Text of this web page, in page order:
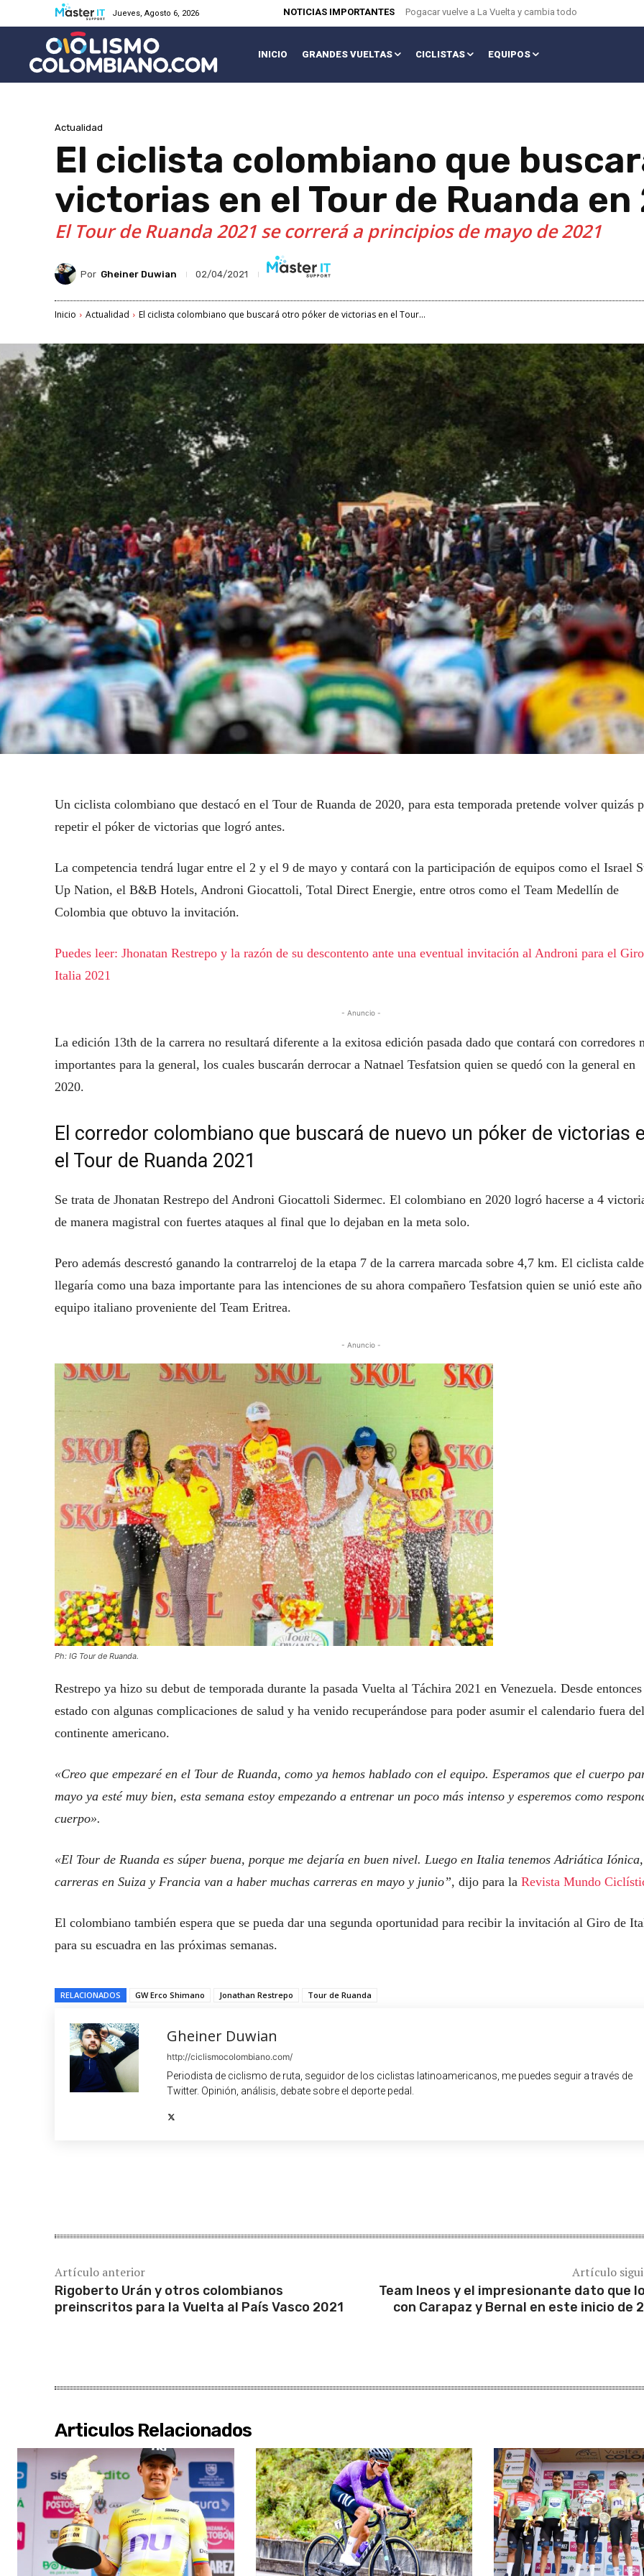
Jueves, Agosto 6, 2026 NOTICIAS IMPORTANTES Pogacar vuelve a La Vuelta y cambia todo
INICIO GRANDES VUELTAS CICLISTAS EQUIPOS
Actualidad
El ciclista colombiano que
victorias en el Tour de Ruanda en
El Tour de Ruanda 2021 se correrá a principios de mayo de 2021
Por Gheiner Duwian 02/04/2021
Inicio Actualidad El ciclista colombiano que buscará otro póker de victorias en el Tour...
Un ciclista colombiano que destacó en el Tour de Ruanda de 2020, para esta temporada pretende volver quizás
repetir el póker de victorias que logró antes.
La competencia tendrá lugar entre el 2 y el 9 de mayo y contará con la participación de equipos como el Israel
Up Nation, el B&B Hotels, Androni Giocattoli, Total Direct Energie, entre otros como el Team Medellín de
Colombia que obtuvo la invitación.
Puedes leer: Jhonatan Restrepo y la razón de su descontento ante una eventual invitación al Androni para el
Italia 2021
- Anuncio -
La edición 13th de la carrera no resultará diferente a la exitosa edición pasada dado que contará con corredores
importantes para la general, los cuales buscarán derrocar a Natnael Tesfatsion quien se quedó con la general en
2020.
El corredor colombiano que buscará de nuevo un póker de victorias
el Tour de Ruanda 2021
Se trata de Jhonatan Restrepo del Androni Giocattoli Sidermec. El colombiano en 2020 logró hacerse a 4
de manera magistral con fuertes ataques al final que lo dejaban en la meta solo.
Pero además descrestó ganando la contrarreloj de la etapa 7 de la carrera marcada sobre 4,7 km. El ciclista
llegaría como una baza importante para las intenciones de su ahora compañero Tesfatsion quien se unió este
equipo italiano proveniente del Team Eritrea.
- Anuncio -
Ph: IG Tour de Ruanda.
Restrepo ya hizo su debut de temporada durante la pasada Vuelta al Táchira 2021 en Venezuela. Desde
estado con algunas complicaciones de salud y ha venido recuperándose para poder asumir el calendario fuera del
continente americano.
«Creo que empezaré en el Tour de Ruanda, como ya hemos hablado con el equipo. Esperamos que el cuerpo
mayo ya esté muy bien, esta semana estoy empezando a entrenar un poco más intenso y esperemos como
cuerpo».
«El Tour de Ruanda es súper buena, porque me dejaría en buen nivel. Luego en Italia tenemos Adriática Iónica,
carreras en Suiza y Francia van a haber muchas carreras en mayo y junio”, dijo para la Revista Mundo
El colombiano también espera que se pueda dar una segunda oportunidad para recibir la invitación al Giro de
para su escuadra en las próximas semanas.
RELACIONADOS GW Erco Shimano Jonathan Restrepo Tour de Ruanda
Gheiner Duwian
http://ciclismocolombiano.com/
Periodista de ciclismo de ruta, seguidor de los ciclistas latinoamericanos, me puedes seguir a través de
Twitter. Opinión, análisis, debate sobre el deporte pedal.
Artículo anterior
Rigoberto Urán y otros colombianos
preinscritos para la Vuelta al País Vasco 2021
Artículo
Team Ineos y el impresionante dato que
con Carapaz y Bernal en este inicio de
Articulos Relacionados